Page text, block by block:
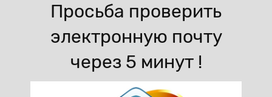
Просьба проверить
электронную почту
через 5 минут !